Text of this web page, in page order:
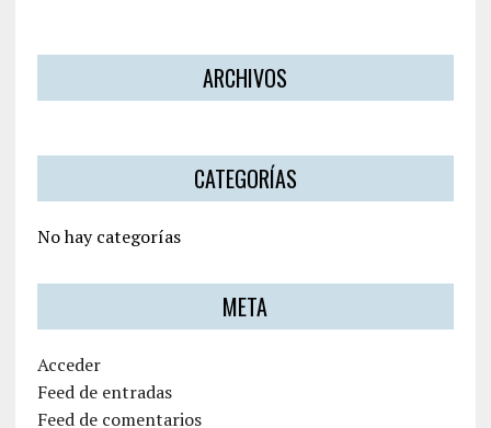
ARCHIVOS
CATEGORÍAS
No hay categorías
META
Acceder
Feed de entradas
Feed de comentarios